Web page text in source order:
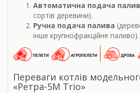
Автоматична подача
сортів деревини).
Ручна подача палива
інше крупнофракційне паливо).
Переваги котлів
«Ретра-5М Trio»